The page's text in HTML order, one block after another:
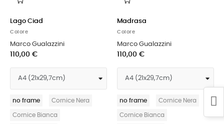
Lago Ciad
Colore
Marco Gualazzini
110,00 €
no frame Cornice Nera
Cornice Bianca
Madrasa
Colore
Marco Gualazzini
110,00 €
no frame Cornice Nera
Cornice Bianca